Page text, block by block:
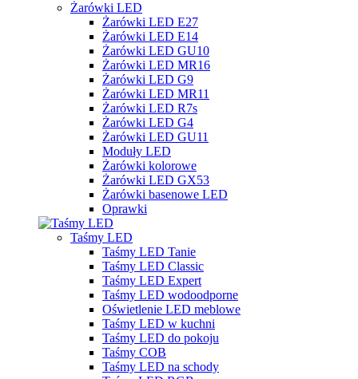
Żarówki LED
Żarówki LED E27
Żarówki LED E14
Żarówki LED GU10
Żarówki LED MR16
Żarówki LED G9
Żarówki LED MR11
Żarówki LED R7s
Żarówki LED G4
Żarówki LED GU11
Moduły LED
Żarówki kolorowe
Żarówki LED GX53
Żarówki basenowe LED
Oprawki
Taśmy LED
Taśmy LED Tanie
Taśmy LED Classic
Taśmy LED Expert
Taśmy LED wodoodporne
Oświetlenie LED meblowe
Taśmy LED w kuchni
Taśmy LED do pokoju
Taśmy COB
Taśmy LED na schody